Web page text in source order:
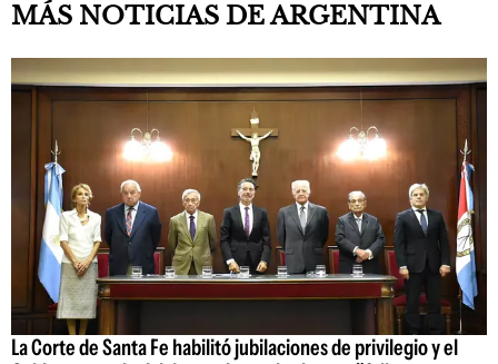
MÁS NOTICIAS DE ARGENTINA
La Corte de Santa Fe habilitó jubilaciones de privilegio y el